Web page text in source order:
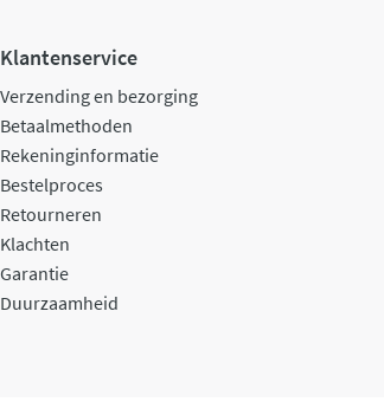
Klantenservice
Verzending en bezorging
Betaalmethoden
Rekeninginformatie
Bestelproces
Retourneren
Klachten
Garantie
Duurzaamheid